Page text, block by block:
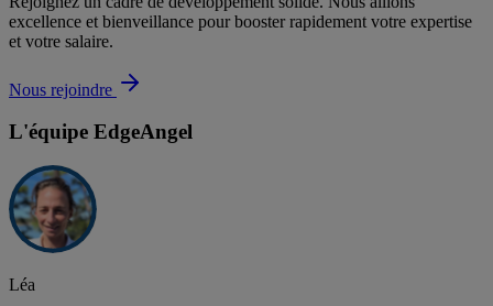
excellence et bienveillance pour booster rapidement votre expertise
et votre salaire.
Nous rejoindre
L'équipe EdgeAngel
Léa